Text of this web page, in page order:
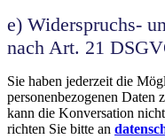
e) Widerspruchs-
nach Art. 21
Sie haben jederzeit die
personenbezogenen Daten
kann die Konversation
richten Sie bitte an